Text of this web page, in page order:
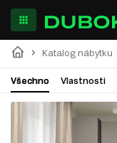
Katalog nábytku
Všechno Vlastnosti